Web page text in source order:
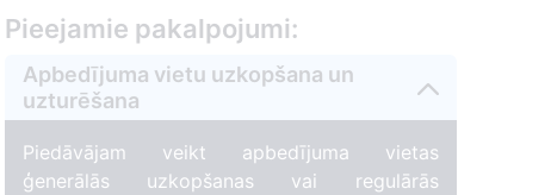
Pieejamie pakalpojumi:
Apbedījuma vietu uzkopšana un
uzturēšana
Piedāvājam veikt apbedījuma vietas
ģenerālās uzkopšanas vai regulārās